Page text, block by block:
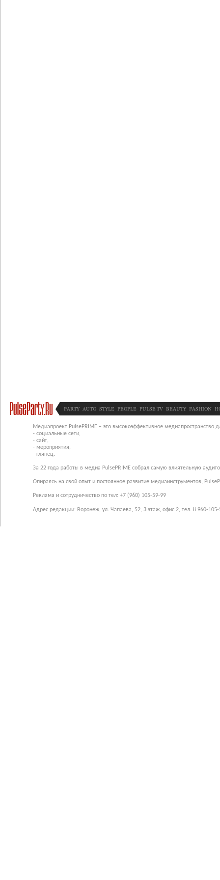
PARTY AUTO STYLE PEOPLE PULSE TV BEAUTY FASHION
Медиапроект PulsePRIME – это высокоэффективное медиапространство
- социальные сети,
- сайт,
- мероприятия,
- глянец.
За 22 года работы в медиа PulsePRIME собрал самую влиятельную
Опираясь на свой опыт и постоянное развитие медиаинструментов,
Реклама и сотрудничество по тел: +7 (960) 105-59-99
Адрес редакции: Воронеж, ул. Чапаева, 52, 3 этаж, офис 2, тел. 8 960-